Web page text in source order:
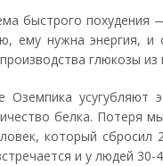
быстрого похудения
ему нужна энергия,
глюкозы
Оземпика
белка. Потеря
который
и у людей